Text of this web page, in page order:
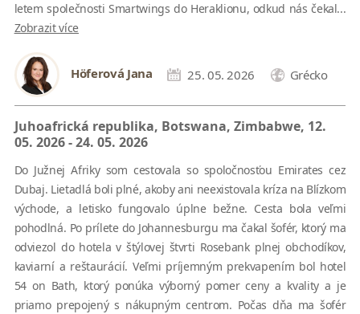
letem společnosti Smartwings do Heraklionu, odkud nás čekal...
Zobrazit více
Höferová Jana 25. 05. 2026 Grécko
Juhoafrická republika, Botswana, Zimbabwe, 12.
05. 2026 - 24. 05. 2026
Do Južnej Afriky som cestovala so spoločnosťou Emirates cez
Dubaj. Lietadlá boli plné, akoby ani neexistovala kríza na Blízkom
východe, a letisko fungovalo úplne bežne. Cesta bola veľmi
pohodlná. Po prílete do Johannesburgu ma čakal šofér, ktorý ma
odviezol do hotela v štýlovej štvrti Rosebank plnej obchodíkov,
kaviarní a reštaurácií. Veľmi príjemným prekvapením bol hotel
54 on Bath, ktorý ponúka výborný pomer ceny a kvality a je
priamo prepojený s nákupným centrom. Počas dňa ma šofér